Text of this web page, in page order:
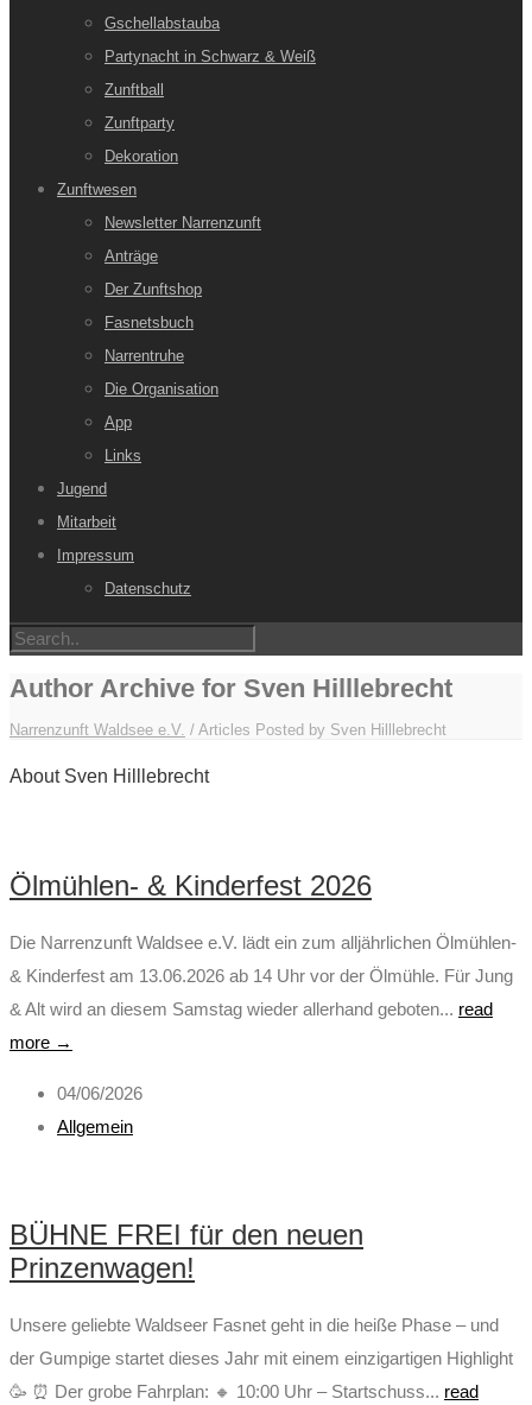
Gschellabstauba
Partynacht in Schwarz & Weiß
Zunftball
Zunftparty
Dekoration
Zunftwesen
Newsletter Narrenzunft
Anträge
Der Zunftshop
Fasnetsbuch
Narrentruhe
Die Organisation
App
Links
Jugend
Mitarbeit
Impressum
Datenschutz
Author Archive for Sven Hilllebrecht
Narrenzunft Waldsee e.V. / Articles Posted by Sven Hilllebrecht
About Sven Hilllebrecht
Ölmühlen- & Kinderfest 2026
Die Narrenzunft Waldsee e.V. lädt ein zum alljährlichen Ölmühlen-
& Kinderfest am 13.06.2026 ab 14 Uhr vor der Ölmühle. Für Jung
& Alt wird an diesem Samstag wieder allerhand geboten... read
more →
04/06/2026
Allgemein
BÜHNE FREI für den neuen
Prinzenwagen!
Unsere geliebte Waldseer Fasnet geht in die heiße Phase – und
der Gumpige startet dieses Jahr mit einem einzigartigen Highlight
🥳 ⏰ Der grobe Fahrplan: 🔸 10:00 Uhr – Startschuss... read